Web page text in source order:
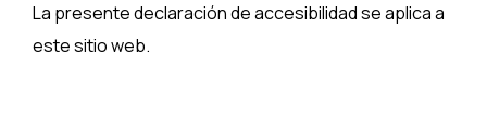
La presente declaración de accesibilidad se aplica a
este sitio web.